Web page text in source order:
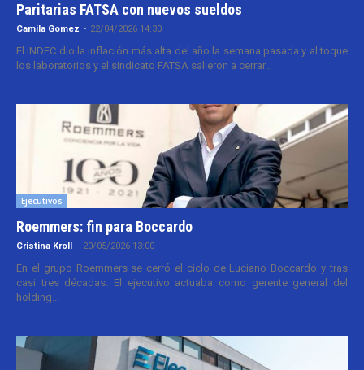
Paritarias FATSA con nuevos sueldos
Camila Gomez - 22/04/2026 14:30
El INDEC dio la inflación más alta del año la semana pasada y al toque
los laboratorios y el sindicato FATSA salieron a cerrar...
Ejecutivos
Roemmers: fin para Boccardo
Cristina Kroll - 20/05/2026 13:00
En el grupo Roemmers se cerró el ciclo de Luciano Boccardo y tras
casi tres décadas. El ejecutivo actuaba como gerente general del
holding...